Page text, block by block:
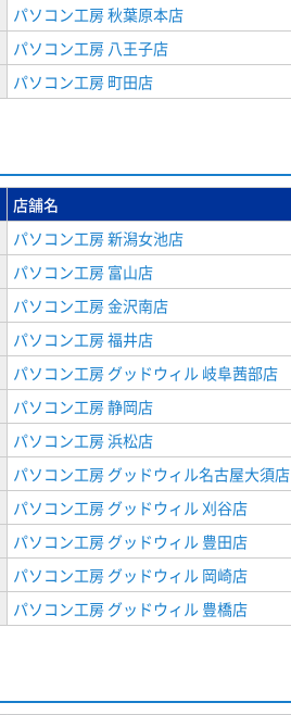
パソコン工房 秋葉原本店
パソコン工房 八王子店
パソコン工房 町田店
店舗名
パソコン工房 新潟女池店
パソコン工房 富山店
パソコン工房 金沢南店
パソコン工房 福井店
パソコン工房 グッドウィル 岐阜茜部店
パソコン工房 静岡店
パソコン工房 浜松店
パソコン工房 グッドウィル名古屋大須店
パソコン工房 グッドウィル 刈谷店
パソコン工房 グッドウィル 豊田店
パソコン工房 グッドウィル 岡崎店
パソコン工房 グッドウィル 豊橋店